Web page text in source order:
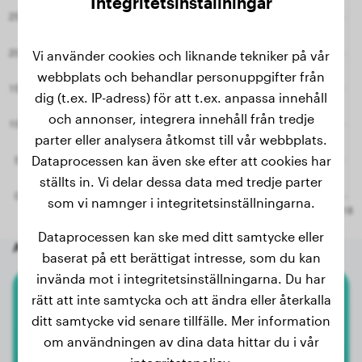
2.8 månader 5.70 kg
2.7 månader 5.30 kg
2.6 månader 5.00 kg
2.3 månader 4.20 kg
Andra slumpmässiga hundar
Dobermann
Zlatan
Vi använder cookies och liknande tekniker på vår
webbplats och behandlar personuppgifter från
dig (t.ex. IP-adress) för att t.ex. anpassa innehåll
och annonser, integrera innehåll från tredje
parter eller analysera åtkomst till vår webbplats.
Dataprocessen kan även ske efter att cookies har
ställts in. Vi delar dessa data med tredje parter
som vi namnger i integritetsinställningarna.
Dataprocessen kan ske med ditt samtycke eller
baserat på ett berättigat intresse, som du kan
invända mot i integritetsinställningarna. Du har
rätt att inte samtycka och att ändra eller återkalla
ditt samtycke vid senare tillfälle. Mer information
om användningen av dina data hittar du i vår